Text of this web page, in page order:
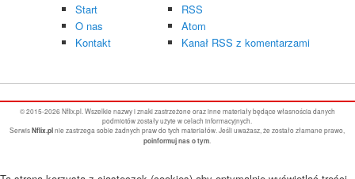
Start
O nas
Kontakt
RSS
Atom
Kanał RSS z komentarzami
© 2015-2026 Nflix.pl. Wszelkie nazwy i znaki zastrzeżone oraz inne materiały będące własnościa danych
podmiotów zostały użyte w celach informacyjnych.
SerwisNflix.plnie zastrzega sobie żadnych praw do tych materiałów. Jeśli uważasz, że zostało złamane prawo,
poinformuj nas o tym